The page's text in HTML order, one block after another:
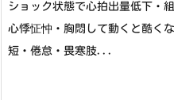
ショック状態で心拍出量低下
心悸怔忡・胸悶して動くと酷
短・倦怠・畏寒肢...